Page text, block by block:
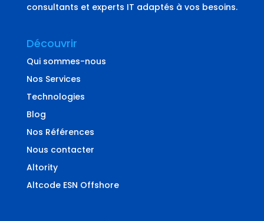
consultants et experts IT adaptés à vos besoins.
Découvrir
Qui sommes-nous
Nos Services
Technologies
Blog
Nos Références
Nous contacter
Altority
Altcode ESN Offshore